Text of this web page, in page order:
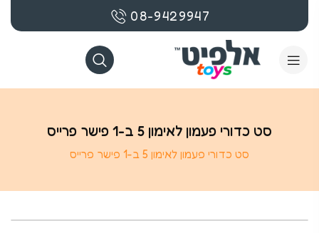
08-9429947
סט כדורי פעמון לאימון 5 ב-1 פישר פרייס
סט כדורי פעמון לאימון 5 ב-1 פישר פרייס